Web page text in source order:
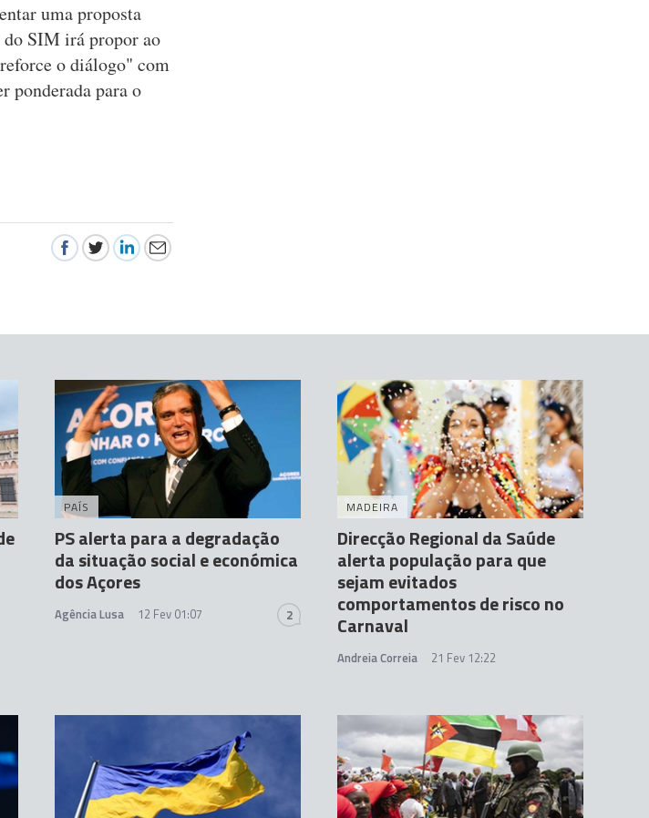
uma proposta
do SIM irá propor ao
o diálogo" com
ponderada para o
PAÍS
PS alerta para a degradação
da situação social e económica
dos Açores
Agência Lusa 12 Fev 01:07 2
MADEIRA
Direcção Regional da Saúde
alerta população para que
sejam evitados
comportamentos de risco no
Carnaval
Andreia Correia 21 Fev 12:22